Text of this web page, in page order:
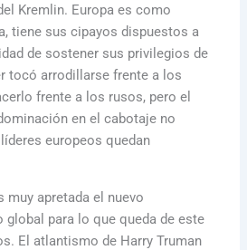
Kremlin. Europa es como
tiene sus cipayos dispuestos a
de sostener sus privilegios de
tocó arrodillarse frente a los
frente a los rusos, pero el
en el cabotaje no
europeos quedan
muy apretada el nuevo
para lo que queda de este
El atlantismo de Harry Truman